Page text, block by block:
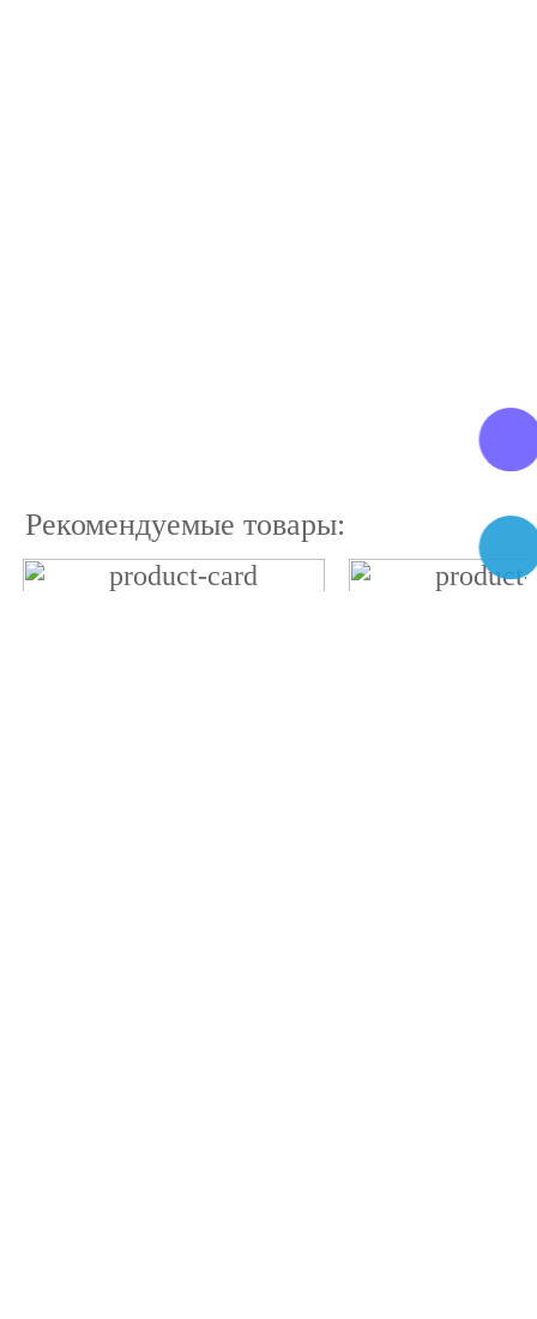
Рекомендуемые товары: